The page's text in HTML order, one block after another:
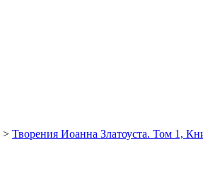
> Творения Иоанна Златоуста. Том 1,